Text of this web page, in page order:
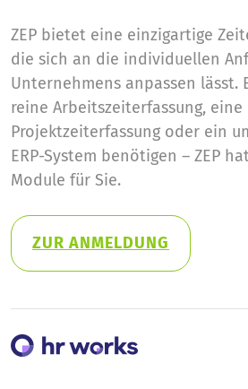
ZEP bietet eine einzigartige
die sich an die individuellen
Unternehmens anpassen lässt.
reine Arbeitszeiterfassung,
Projektzeiterfassung oder ein
ERP-System benötigen – ZEP
Module für Sie.
ZUR ANMELDUNG